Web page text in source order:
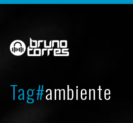
Tag#ambiente